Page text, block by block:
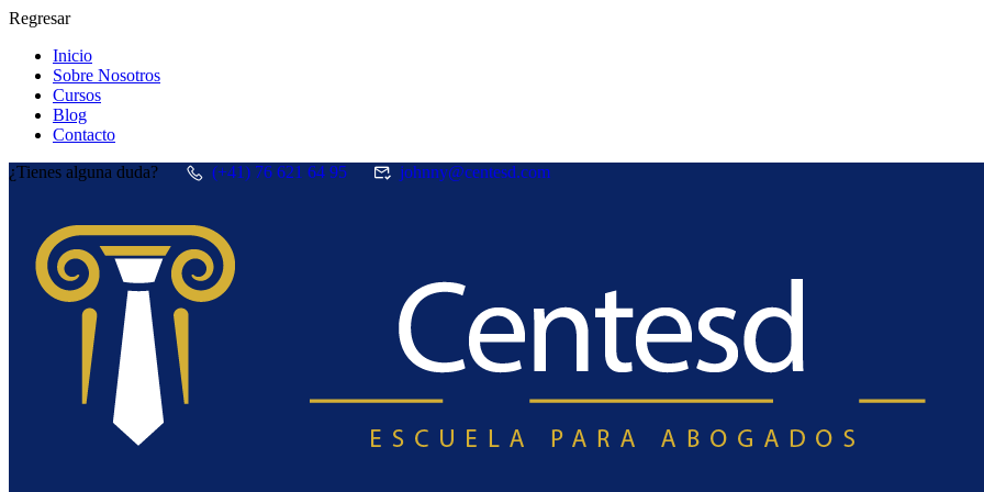
Regresar
Inicio
Sobre Nosotros
Cursos
Blog
Contacto
¿Tienes alguna duda?
(+41) 76 621 64 95 johnny@centesd.com